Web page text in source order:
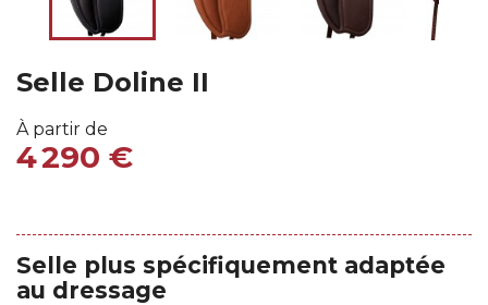
Selle Doline II
À partir de
4 290 €
Selle plus spécifiquement adaptée
au dressage